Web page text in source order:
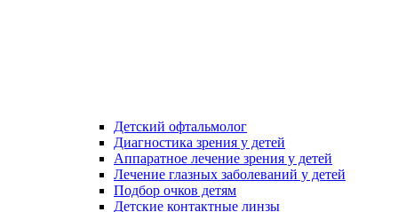
Детский офтальмолог
Диагностика зрения у детей
Аппаратное лечение зрения у детей
Лечение глазных заболеваний у детей
Подбор очков детям
Детские контактные линзы